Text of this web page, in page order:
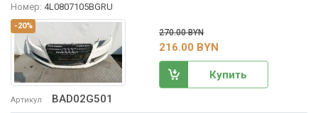
-20%
Артикул BAD02G501
Номер: 4L0807105BGRU
270.00 BYN
216.00 BYN
Купить